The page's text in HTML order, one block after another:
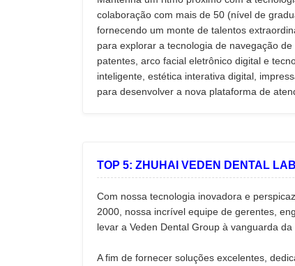
colaboração com mais de 50 (nível de
fornecendo um monte de talentos
para explorar a tecnologia de navegação
patentes, arco facial eletrônico digital e
inteligente, estética interativa digital,
para desenvolver a nova plataforma de
TOP 5: ZHUHAI VEDEN DENTAL LAB
Com nossa tecnologia inovadora e
2000, nossa incrível equipe de gerentes,
levar a Veden Dental Group à vanguarda da
A fim de fornecer soluções excelentes,